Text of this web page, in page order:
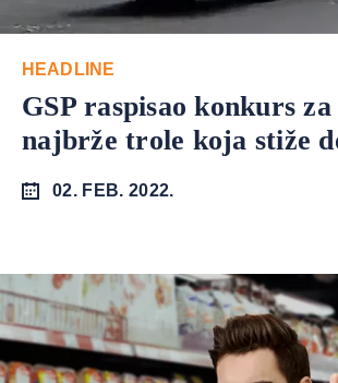
HEADLINE
GSP raspisao konkurs
najbrže trole koja stiže
02. FEB. 2022.